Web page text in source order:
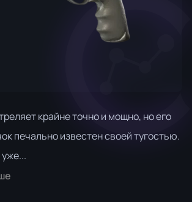
крайне точно и мощно, но его
печально известен своей тугостью.